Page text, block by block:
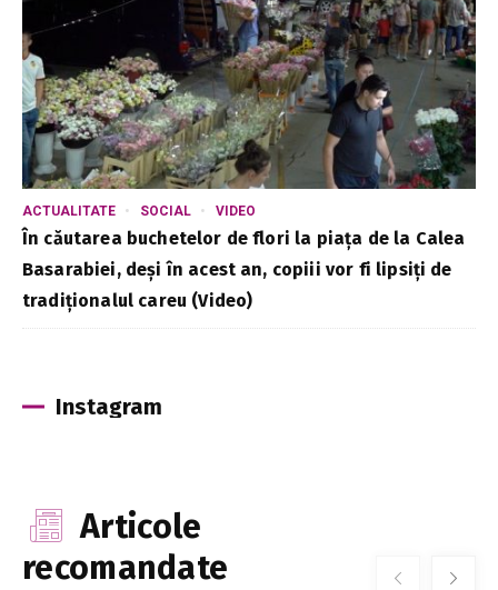
ACTUALITATE SOCIAL VIDEO
În căutarea buchetelor de flori la piața de la Calea
Basarabiei, deși în acest an, copiii vor fi lipsiți de
tradiționalul careu (Video)
Instagram
Articole
recomandate